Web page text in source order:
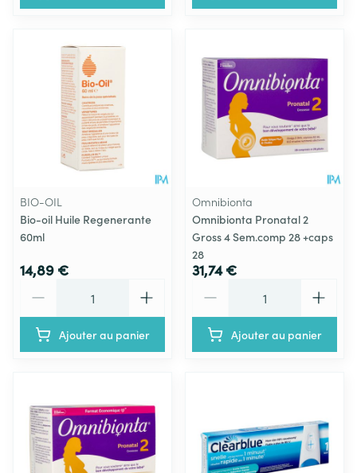
BIO-OIL
Bio-oil Huile Regenerante
60ml
14,89 €
Ajouter au panier
Omnibionta
Omnibionta Pronatal 2
Gross 4 Sem.comp 28 +caps
28
31,74 €
Ajouter au panier